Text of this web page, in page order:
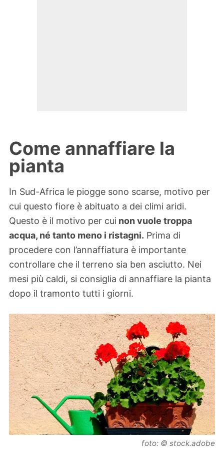
Come annaffiare la
pianta
In Sud-Africa le piogge sono scarse, motivo per
cui questo fiore è abituato a dei climi aridi.
Questo è il motivo per cui non vuole troppa
acqua, né tanto meno i ristagni. Prima di
procedere con l’annaffiatura è importante
controllare che il terreno sia ben asciutto. Nei
mesi più caldi, si consiglia di annaffiare la pianta
dopo il tramonto tutti i giorni.
foto: © stock.adobe